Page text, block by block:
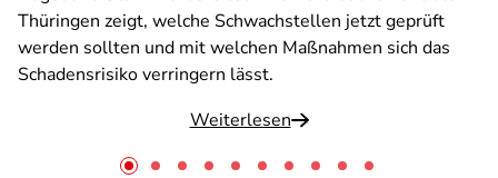
Thüringen zeigt, welche Schwachstellen jetzt geprüft
werden sollten und mit welchen Maßnahmen sich das
Schadensrisiko verringern lässt.
Weiterlesen